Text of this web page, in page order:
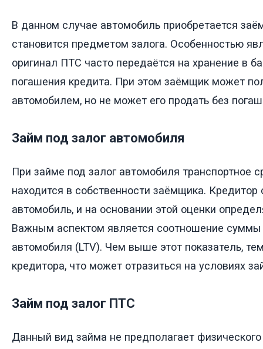
В данном случае автомобиль приобретается
становится предметом залога. Особенностью
оригинал ПТС часто передаётся на хранение в
погашения кредита. При этом заёмщик может
автомобилем, но не может его продать без
Займ под залог автомобиля
При займе под залог автомобиля транспортное
находится в собственности заёмщика. Кредитор
автомобиль, и на основании этой оценки
Важным аспектом является соотношение суммы
автомобиля (LTV). Чем выше этот показатель,
кредитора, что может отразиться на условиях
Займ под залог ПТС
Данный вид займа не предполагает